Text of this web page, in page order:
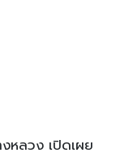
หลวง เปิดเผย